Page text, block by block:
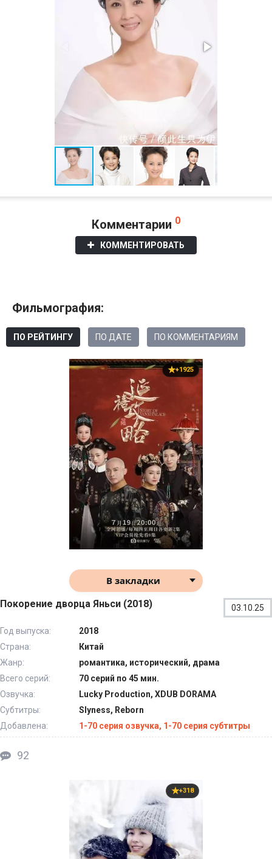
Комментарии 0
КОММЕНТИРОВАТЬ
Фильмография:
ПО РЕЙТИНГУ ПО ДАТЕ ПО КОММЕНТАРИЯМ
+1925
В закладки
Покорение дворца Яньси (2018) 03.10.25
Год выпуска:
2018
Страна:
Китай
Жанр:
романтика, исторический, драма
Всего серий:
70 серий по 45 мин.
Озвучка:
Lucky Production, XDUB DORAMA
Субтитры:
Slyness, Reborn
Добавлена:
1-70 серия озвучка, 1-70 серия субтитры
92
+318